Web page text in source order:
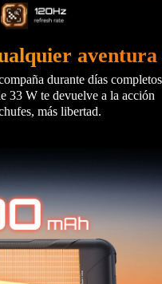
aventura
durante días completos
33 W te devuelve a la acción
más libertad.